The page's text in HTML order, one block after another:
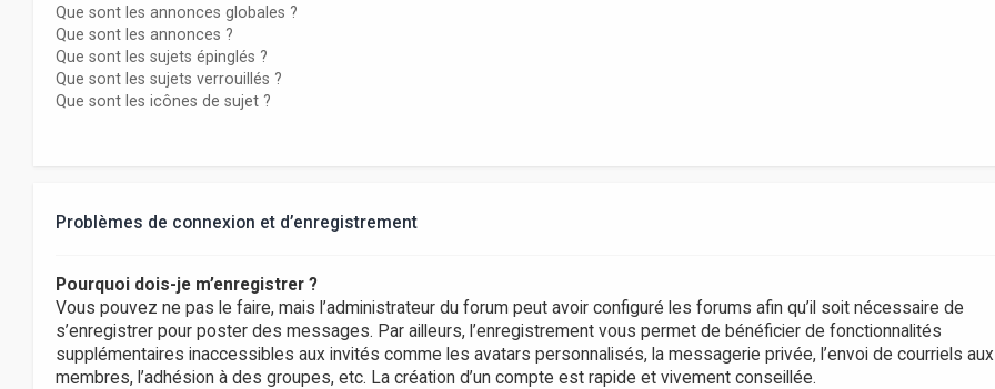
Que sont les annonces globales ?
Que sont les annonces ?
Que sont les sujets épinglés ?
Que sont les sujets verrouillés ?
Que sont les icônes de sujet ?
Problèmes de connexion et d’enregistrement
Pourquoi dois-je m’enregistrer ?
Vous pouvez ne pas le faire, mais l’administrateur du forum peut avoir configuré les forums afin qu’il soit nécessaire de
s’enregistrer pour poster des messages. Par ailleurs, l’enregistrement vous permet de bénéficier de fonctionnalités
supplémentaires inaccessibles aux invités comme les avatars personnalisés, la messagerie privée, l’envoi de courriels
membres, l’adhésion à des groupes, etc. La création d’un compte est rapide et vivement conseillée.